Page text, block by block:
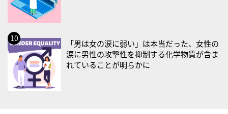
・がん征圧月間
・世界アルツハイマー月間
・健康増進普及月間
・歯ヂカラ探究月間
・職場の健康診断実施強化月間
・秋の睡眠の日
「男は女の涙に弱い」は本当だった、女性の
涙に男性の攻撃性を抑制する化学物質が含ま
れていることが明らかに